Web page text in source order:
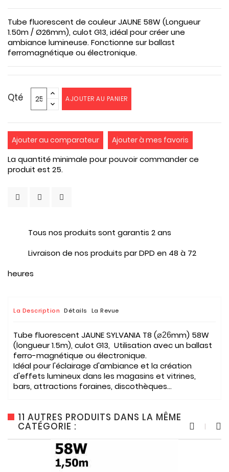
Tube fluorescent de couleur JAUNE 58W (Longueur
1.50m / Ø26mm), culot G13, idéal pour créer une
ambiance lumineuse. Fonctionne sur ballast
ferromagnétique ou électronique.
Qté AJOUTER AU PANIER
Ajouter au comparateur Ajouter à mes favoris
La quantité minimale pour pouvoir commander ce
produit est 25.
Tous nos produits sont garantis 2 ans
Livraison de nos produits par DPD en 48 à 72
heures
La Description Détails La Revue
Tube fluorescent JAUNE SYLVANIA T8 (⌀26mm) 58W
(longueur 1.5m), culot G13, Utilisation avec un ballast
ferro-magnétique ou électronique.
Idéal pour l'éclairage d'ambiance et la création
d'effets lumineux dans les magasins et vitrines,
bars, attractions foraines, discothèques...
11 AUTRES PRODUITS DANS LA MÊME
CATÉGORIE :